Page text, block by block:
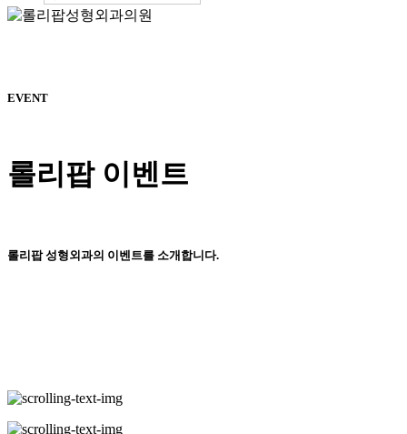
EVENT
롤리팝 이벤트
롤리팝 성형외과의 이벤트를 소개합니다.